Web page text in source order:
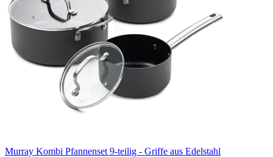
Murray Kombi Pfannenset 9-teilig - Griffe aus Edelstahl